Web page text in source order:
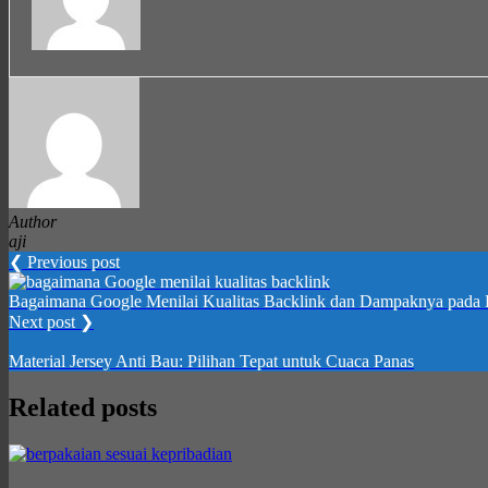
Author
aji
❮ Previous post
Bagaimana Google Menilai Kualitas Backlink dan Dampaknya pada
Next post ❯
Material Jersey Anti Bau: Pilihan Tepat untuk Cuaca Panas
Related posts